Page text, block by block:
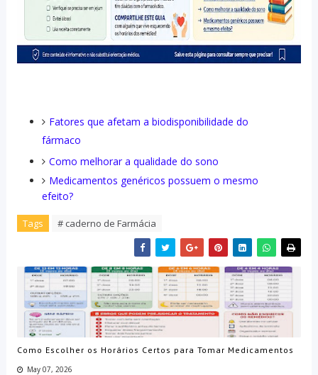
Fatores que afetam a biodisponibilidade do
fármaco
Como melhorar a qualidade do sono
Medicamentos genéricos possuem o mesmo
efeito?
Tags # caderno de Farmácia
Como Escolher os Horários Certos para Tomar Medicamentos
May 07, 2026